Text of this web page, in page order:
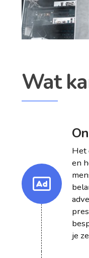
Wat
Het
en
je